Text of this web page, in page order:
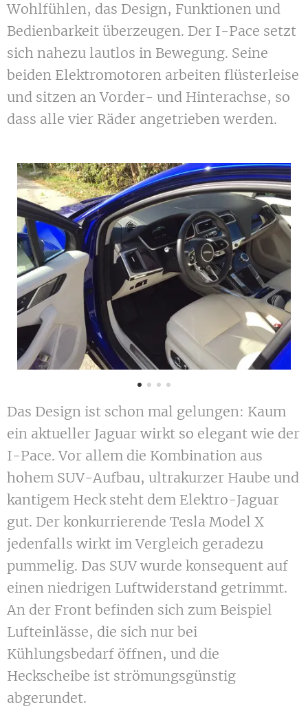
Wohlfühlen, das Design, Funktionen und
Bedienbarkeit überzeugen. Der I-Pace setzt
sich nahezu lautlos in Bewegung. Seine
beiden Elektromotoren arbeiten flüsterleise
und sitzen an Vorder- und Hinterachse, so
dass alle vier Räder angetrieben werden.
Das Design ist schon mal gelungen: Kaum
ein aktueller Jaguar wirkt so elegant wie der
I-Pace. Vor allem die Kombination aus
hohem SUV-Aufbau, ultrakurzer Haube und
kantigem Heck steht dem Elektro-Jaguar
gut. Der konkurrierende Tesla Model X
jedenfalls wirkt im Vergleich geradezu
pummelig. Das SUV wurde konsequent auf
einen niedrigen Luftwiderstand getrimmt.
An der Front befinden sich zum Beispiel
Lufteinlässe, die sich nur bei
Kühlungsbedarf öffnen, und die
Heckscheibe ist strömungsgünstig
abgerundet.